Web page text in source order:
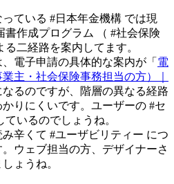
ている #日本年金機構 では現
書作成プログラム （ #社会保険
二経路を案内してます。
電子申請の具体的な案内が「 電
主・社会保険事務担当の方）｜
なるのですが、階層の異なる経路
りにくいです。ユーザーの #セ
いるのでしょうね。
辛くて #ユーザビリティー につ
ウェブ担当の方、デザイナーさ
ょうね。